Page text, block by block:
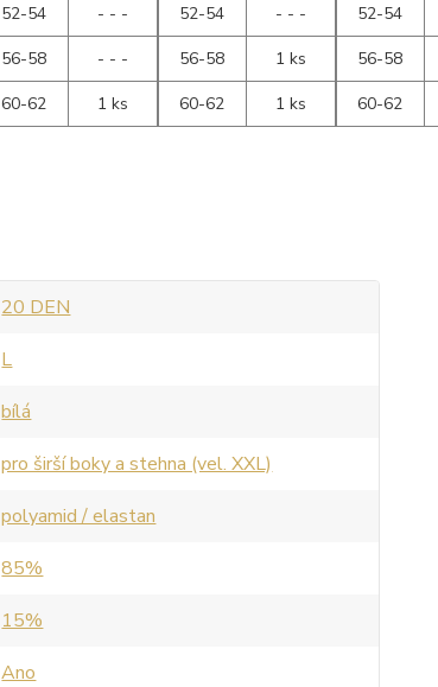
52-54
- - -
56-58
- - -
60-62
1 ks
52-54
- - -
56-58
1 ks
60-62
1 ks
52-54
56-58
60-62
20 DEN
L
bílá
pro širší boky a stehna (vel. XXL)
polyamid / elastan
85%
15%
Ano